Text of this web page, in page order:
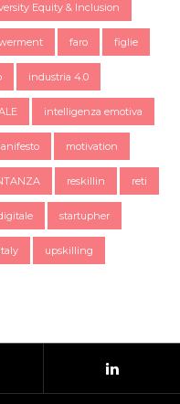
Equity & Inclusion
faro figlie
industria 4.0
intelligenza emotiva
motivation
reskillin reti
startupher
upskilling